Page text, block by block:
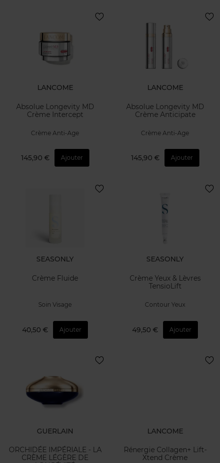
LANCOME
Absolue Longevity MD
Crème Intercept
Crème Anti-Age
145,90 € Ajouter
LANCOME
Absolue Longevity MD
Crème Anticipate
Crème Anti-Age
145,90 € Ajouter
SEASONLY
Crème Fluide
Soin Visage
40,50 € Ajouter
SEASONLY
Crème Yeux & Lèvres
TensioLift
Contour Yeux
49,50 € Ajouter
GUERLAIN
ORCHIDÉE IMPÉRIALE - LA
CRÈME LÉGÈRE DE
LANCOME
Rénergie Collagen+ Lift-
Xtend Crème